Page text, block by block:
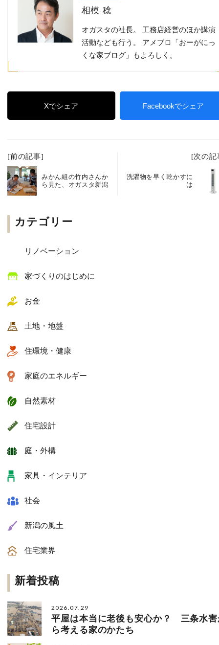
相模 稔
オガスタの社長。 工務店経営のほか講演
活動なども行う。 アメブロ「おーがにっ
くな家ブログ」もよろしく。
Xでシェア Facebookでシェア
[前の記事]
みかん組の竹内さんか
ら見た、オガスタ新潟
[次の記
洗濯物を早く乾かすに
は
カテゴリー
リノベーション
家づくりのはじめに
お金
土地・地盤
住環境・健康
家庭のエネルギー
自然素材
住宅設計
庭・外構
家具・インテリア
社会
新潟の風土
住宅業界
新着投稿
2026.07.29
平屋は本当に老後も安心か？ 三条水害
ら考える家のかたち